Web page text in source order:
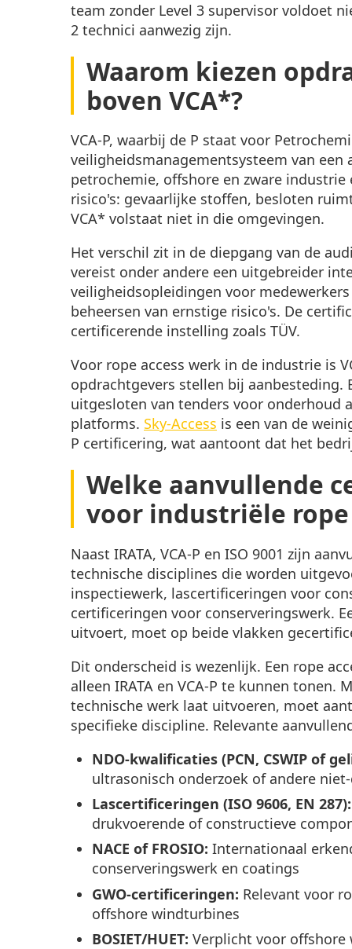
team zonder Level 3 supervisor voldoet
2 technici aanwezig zijn.
Waarom kiezen
boven VCA*?
VCA-P, waarbij de P staat voor
veiligheidsmanagementsysteem van een
petrochemie, offshore en zware
risico's: gevaarlijke stoffen, besloten
VCA* volstaat niet in die omgevingen.
Het verschil zit in de diepgang van de
vereist onder andere een uitgebreider
veiligheidsopleidingen voor
beheersen van ernstige risico's. De
certificerende instelling zoals TÜV.
Voor rope access werk in de industrie is
opdrachtgevers stellen bij aanbesteding.
uitgesloten van tenders voor onderhoud
platforms. Sky-Access is een van de
P certificering, wat aantoont dat het
Welke aanvullende
voor industriële rope
Naast IRATA, VCA-P en ISO 9001 zijn
technische disciplines die worden
inspectiewerk, lascertificeringen voor
certificeringen voor conserveringswerk.
uitvoert, moet op beide vlakken
Dit onderscheid is wezenlijk. Een rope
alleen IRATA en VCA-P te kunnen
technische werk laat uitvoeren, moet
specifieke discipline. Relevante
NDO-kwalificaties (PCN, CSWIP of
ultrasonisch onderzoek of andere
Lascertificeringen (ISO 9606, EN 287):
drukvoerende of constructieve
NACE of FROSIO: Internationaal
conserveringswerk en coatings
GWO-certificeringen: Relevant voor
offshore windturbines
BOSIET/HUET: Verplicht voor offshore